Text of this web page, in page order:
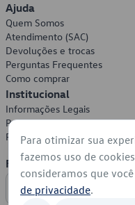
Ajuda
Quem Somos
Atendimento (SAC)
Devoluções e trocas
Perguntas Frequentes
Como comprar
Institucional
Informações Legais
Política de Privacidade
Política de Cookies
Formas de Pagamento
Para otimizar sua
fazemos uso de
consideramos que
de privacidade.